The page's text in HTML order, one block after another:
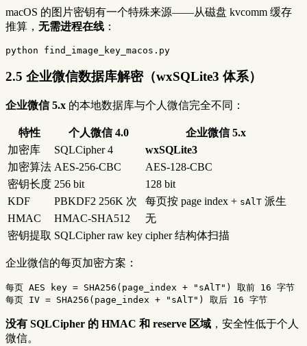
macOS 的图片密钥有一个特殊来源——从磁盘 kvcomm 缓存
推算， 无需进程在线 ：
2.5 企业微信数据库解密（wxSQLite3 体系）
企业微信 5.x 的本地数据库与个人微信完全不同：
特性 个人微信 4.0
企业微信 5.x
加密库
SQLCipher 4
wxSQLite3
加密算法 AES-256-CBC
AES-128-CBC
密钥长度 256 bit
128 bit
KDF
PBKDF2 256K 次 每页按 page index + sAlT 派生
HMAC
HMAC-SHA512
无
密钥提取 SQLCipher raw key cipher 结构体扫描
企业微信的每页加密方案：
每页 AES key = SHA256(page_index + "sAlT") 取前 16 字节
没有 SQLCipher 的 HMAC 和 reserve 区域 ，安全性低于个人
微信。